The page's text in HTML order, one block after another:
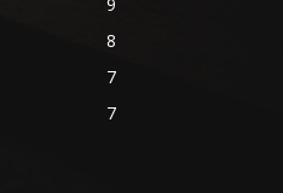
9
8
7
7